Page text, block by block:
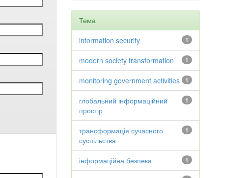
Тема
1
information security
1
modern society transformation
1
monitoring government activities
1
глобальний інформаційний
простір
1
трансформація сучасного
суспільства
1
інформаційна безпека